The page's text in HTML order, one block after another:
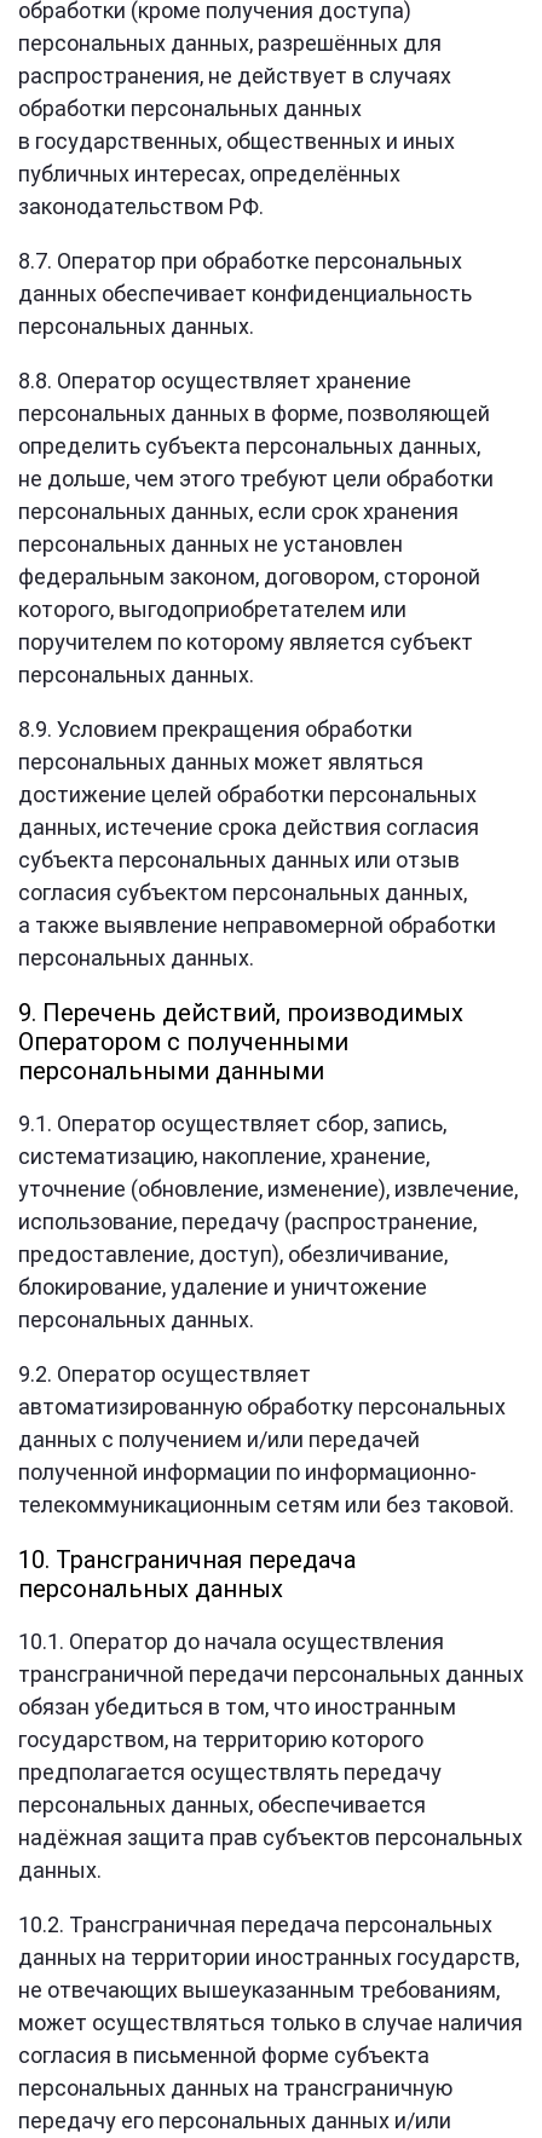
обработки (кроме получения доступа)
персональных данных, разрешённых для
распространения, не действует в случаях
обработки персональных данных
в государственных, общественных и иных
публичных интересах, определённых
законодательством РФ.
8.7. Оператор при обработке персональных
данных обеспечивает конфиденциальность
персональных данных.
8.8. Оператор осуществляет хранение
персональных данных в форме, позволяющей
определить субъекта персональных данных,
не дольше, чем этого требуют цели обработки
персональных данных, если срок хранения
персональных данных не установлен
федеральным законом, договором, стороной
которого, выгодоприобретателем или
поручителем по которому является субъект
персональных данных.
8.9. Условием прекращения обработки
персональных данных может являться
достижение целей обработки персональных
данных, истечение срока действия согласия
субъекта персональных данных или отзыв
согласия субъектом персональных данных,
а также выявление неправомерной обработки
персональных данных.
9. Перечень действий, производимых
Оператором с полученными
персональными данными
9.1. Оператор осуществляет сбор, запись,
систематизацию, накопление, хранение,
уточнение (обновление, изменение), извлечение,
использование, передачу (распространение,
предоставление, доступ), обезличивание,
блокирование, удаление и уничтожение
персональных данных.
9.2. Оператор осуществляет
автоматизированную обработку персональных
данных с получением и/или передачей
полученной информации по информационно-
телекоммуникационным сетям или без таковой.
10. Трансграничная передача
персональных данных
10.1. Оператор до начала осуществления
трансграничной передачи персональных данных
обязан убедиться в том, что иностранным
государством, на территорию которого
предполагается осуществлять передачу
персональных данных, обеспечивается
надёжная защита прав субъектов персональных
данных.
10.2. Трансграничная передача персональных
данных на территории иностранных государств,
не отвечающих вышеуказанным требованиям,
может осуществляться только в случае наличия
согласия в письменной форме субъекта
персональных данных на трансграничную
передачу его персональных данных и/или